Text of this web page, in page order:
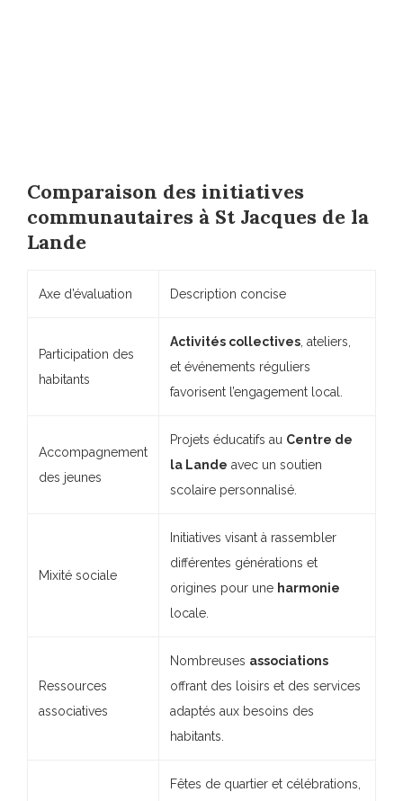
Comparaison des initiatives
communautaires à St Jacques de la
Lande
Axe d’évaluation Description concise
Participation des
habitants
Activités collectives, ateliers,
et événements réguliers
favorisent l’engagement local.
Accompagnement
des jeunes
Projets éducatifs au Centre de
la Lande avec un soutien
scolaire personnalisé.
Mixité sociale
Initiatives visant à rassembler
différentes générations et
origines pour une harmonie
locale.
Ressources
associatives
Nombreuses associations
offrant des loisirs et des services
adaptés aux besoins des
habitants.
Fêtes de quartier et célébrations,